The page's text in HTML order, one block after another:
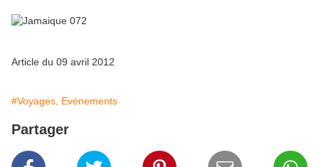
Article du 09 avril 2012
#Voyages, Evènements
Partager